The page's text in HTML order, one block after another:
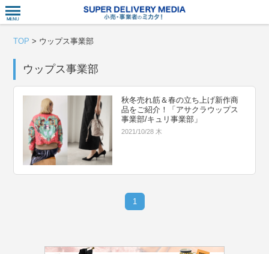
TOP > ウップス事業部
ウップス事業部
秋冬売れ筋＆春の立ち上げ新作商
品をご紹介！「アサクラウップス
事業部/キュリ事業部」
2021/10/28 木
1